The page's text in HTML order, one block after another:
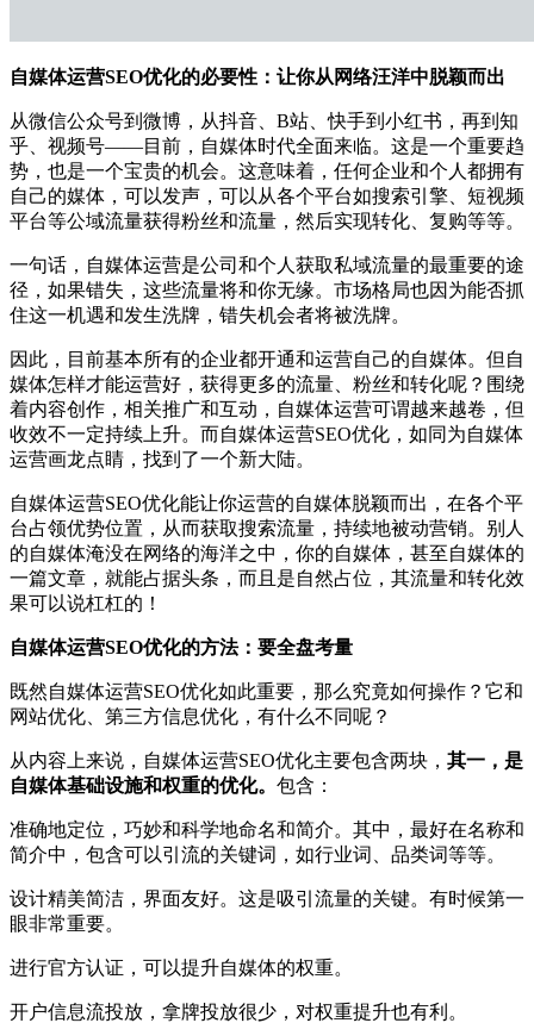
自媒体运营SEO优化的必要性：让你从网络汪洋中脱颖而出
从微信公众号到微博，从抖音、B站、快手到小红书，再到知
乎、视频号——目前，自媒体时代全面来临。这是一个重要趋
势，也是一个宝贵的机会。这意味着，任何企业和个人都拥有
自己的媒体，可以发声，可以从各个平台如搜索引擎、短视频
平台等公域流量获得粉丝和流量，然后实现转化、复购等等。
一句话，自媒体运营是公司和个人获取私域流量的最重要的途
径，如果错失，这些流量将和你无缘。市场格局也因为能否抓
住这一机遇和发生洗牌，错失机会者将被洗牌。
因此，目前基本所有的企业都开通和运营自己的自媒体。但自
媒体怎样才能运营好，获得更多的流量、粉丝和转化呢？围绕
着内容创作，相关推广和互动，自媒体运营可谓越来越卷，但
收效不一定持续上升。而自媒体运营SEO优化，如同为自媒体
运营画龙点睛，找到了一个新大陆。
自媒体运营SEO优化能让你运营的自媒体脱颖而出，在各个平
台占领优势位置，从而获取搜索流量，持续地被动营销。别人
的自媒体淹没在网络的海洋之中，你的自媒体，甚至自媒体的
一篇文章，就能占据头条，而且是自然占位，其流量和转化效
果可以说杠杠的！
自媒体运营SEO优化的方法：要全盘考量
既然自媒体运营SEO优化如此重要，那么究竟如何操作？它和
网站优化、第三方信息优化，有什么不同呢？
从内容上来说，自媒体运营SEO优化主要包含两块， 其一，是
自媒体基础设施和权重的优化。 包含：
准确地定位，巧妙和科学地命名和简介。其中，最好在名称和
简介中，包含可以引流的关键词，如行业词、品类词等等。
设计精美简洁，界面友好。这是吸引流量的关键。有时候第一
眼非常重要。
进行官方认证，可以提升自媒体的权重。
开户信息流投放，拿牌投放很少，对权重提升也有利。